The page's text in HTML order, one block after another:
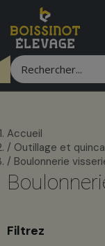
accueil
outillage et
boulonnerie
Filtrez